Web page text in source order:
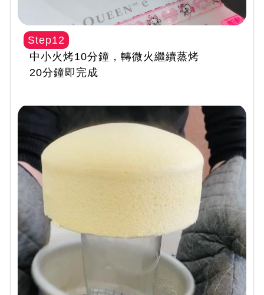
Step12
中小火烤10分鐘，轉微火繼續蒸烤
20分鐘即完成